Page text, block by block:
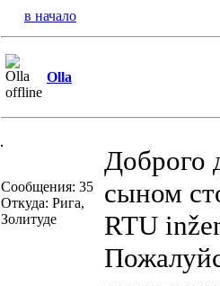
в начало
Olla
Сообщения: 35
Откуда: Рига,
Золитуде
Доброго
сыном
RTU